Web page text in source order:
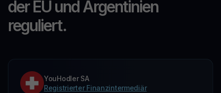
der EU und Argentinien
reguliert.
YouHodler SA
Registrierter Finanzintermediär